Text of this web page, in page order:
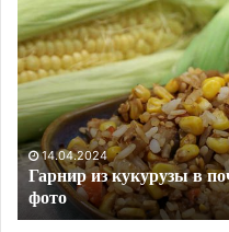
рыбные
молоки
в
кляре.
Рецепт
с
фото
10.09.2023
Жареные рыбные